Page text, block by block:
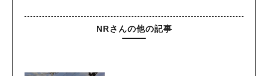
NRさんの他の記事